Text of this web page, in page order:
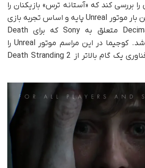
بررسی کند که «آستانه ترس» بازیکنان را
به چالش می‌کشد. این بار موتور Unreal پایه و اساس تجربه بازی
خواهد بود و نه Decima متعلق به Sony که برای Death
Stranding استفاده شد. کوجیما در این مراسم موتور Unreal را
ستود و گفت: «این فناوری یک گام بالاتر از Death Stranding 2